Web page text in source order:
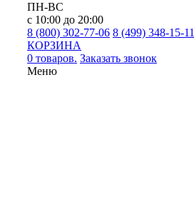
ПН-ВС
с 10:00 до 20:00
8 (800) 302-77-06 8 (499) 348-15-11
КОРЗИНА
0 товаров. Заказать звонок
Меню